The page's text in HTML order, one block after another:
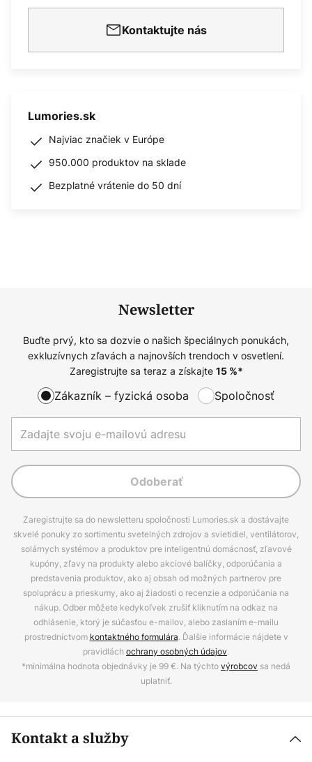
Kontaktujte nás
Lumories.sk
Najviac značiek v Európe
950.000 produktov na sklade
Bezplatné vrátenie do 50 dní
Newsletter
Buďte prvý, kto sa dozvie o našich špeciálnych ponukách,
exkluzívnych zľavách a najnovších trendoch v osvetlení.
Zaregistrujte sa teraz a získajte 15%*
Zákazník – fyzická osoba Spoločnosť
Odoberať
Zaregistrujte sa do newsletteru spoločnosti Lumories.sk a dostávajte
skvelé ponuky zo sortimentu svetelných zdrojov a svietidiel, ventilátorov,
solárnych systémov a produktov pre inteligentnú domácnosť, zľavové
kupóny, zľavy na produkty alebo akciové balíčky, odporúčania a
predstavenia produktov, ako aj obsah od možných partnerov pre
spoluprácu a prieskumy, ako aj žiadosti o recenzie a odporúčania na
nákup. Odber môžete kedykoľvek zrušiť kliknutím na odkaz na
odhlásenie, ktorý je súčasťou e-mailov, alebo zaslaním e-mailu
prostredníctvom kontaktného formulára. Ďalšie informácie nájdete v
pravidlách ochrany osobných údajov.
*minimálna hodnota objednávky je 99 €. Na týchtovýrobcov sa nedá
uplatniť.
Kontakt a služby